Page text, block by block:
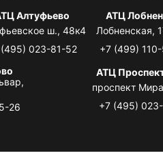
Алтуфьево
ш., 48к4
023-81-52
АТЦ
Лобненская,
+7 (499)
26
АТЦ
проспект
+7 (495)